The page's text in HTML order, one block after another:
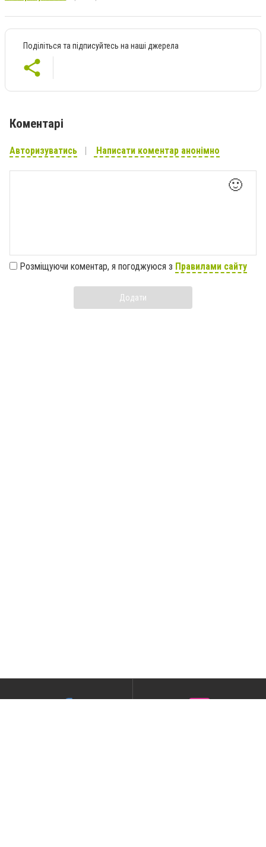
Поділіться та підписуйтесь на наші джерела
Коментарі
Авторизуватись Написати коментар анонімно
🙂
Розміщуючи коментар, я погоджуюся з Правилами сайту
Додати